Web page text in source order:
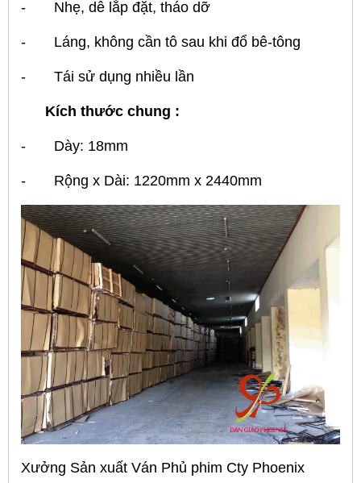
- Nhẹ, dễ lắp đặt, tháo dỡ
- Láng, không cần tô sau khi đổ bê-tông
- Tái sử dụng nhiều lần
Kích thước chung :
- Dày: 18mm
- Rộng x Dài: 1220mm x 2440mm
Xưởng Sản xuất Ván Phủ phim Cty Phoenix